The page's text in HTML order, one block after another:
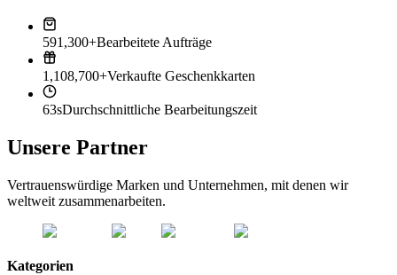
591,300+Bearbeitete Aufträge
1,108,700+Verkaufte Geschenkkarten
63sDurchschnittliche Bearbeitungszeit
Unsere Partner
Vertrauenswürdige Marken und Unternehmen, mit denen wir
weltweit zusammenarbeiten.
Kategorien